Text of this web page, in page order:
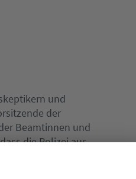
und
der
Beamtinnen und
die Polizei aus
Allgemeinen